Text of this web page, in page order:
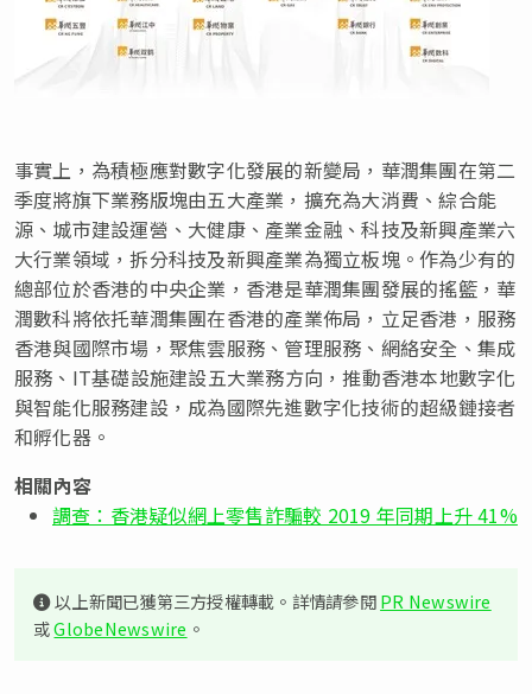
事實上，為積極應對數字化發展的新變局，華潤集團在第二
季度將旗下業務版塊由五大產業，擴充為大消費、綜合能
源、城市建設運營、大健康、產業金融、科技及新興產業六
大行業領域，拆分科技及新興產業為獨立板塊。作為少有的
總部位於香港的中央企業，香港是華潤集團發展的搖籃，華
潤數科將依托華潤集團在香港的產業佈局，立足香港，服務
香港與國際市場，聚焦雲服務、管理服務、網絡安全、集成
服務、 IT基礎設施建設五大業務方向，推動香港本地數字化
與智能化服務建設，成為國際先進數字化技術的超級鏈接者
和孵化器。
相關內容
調查：香港疑似網上零售詐騙較 2019 年同期上升 41%
以上新聞已獲第三方授權轉載。詳情請參閱PR Newswire
或GlobeNewswire 。